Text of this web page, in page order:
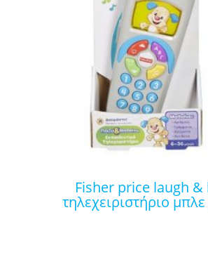
fisher price laugh & learn
τηλεχειριστήριο